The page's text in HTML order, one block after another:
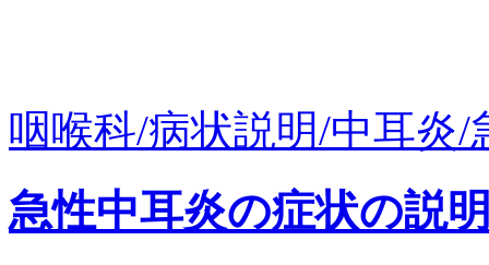
咽喉科/病状説明/中耳炎/
急性中耳炎の症状の説